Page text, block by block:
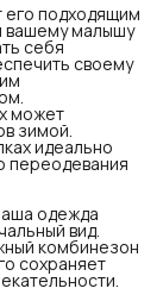
его подходящим
вашему малышу
себя
своему
может
зимой.
идеально
переодевания
одежда
вид.
комбинезон
сохраняет